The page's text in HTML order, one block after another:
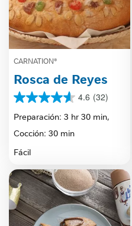
CARNATION®
Rosca de Reyes
4.6 (32)
4.6
de
5
estrellas.
reseñas
Preparación: 3 hr 30 min,
Cocción: 30 min
Fácil